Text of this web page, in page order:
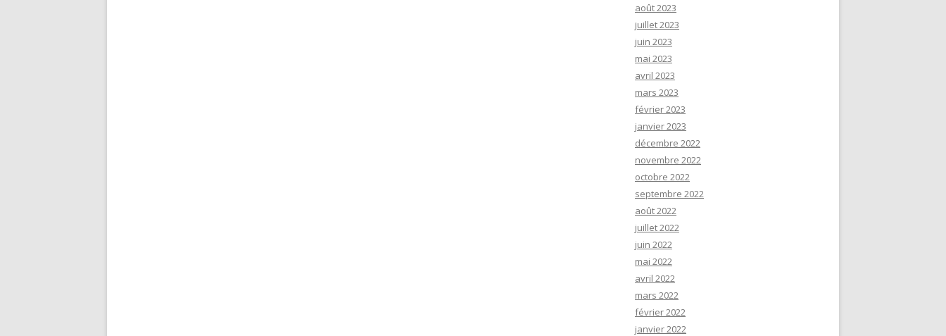
août 2023
juillet 2023
juin 2023
mai 2023
avril 2023
mars 2023
février 2023
janvier 2023
décembre 2022
novembre 2022
octobre 2022
septembre 2022
août 2022
juillet 2022
juin 2022
mai 2022
avril 2022
mars 2022
février 2022
janvier 2022